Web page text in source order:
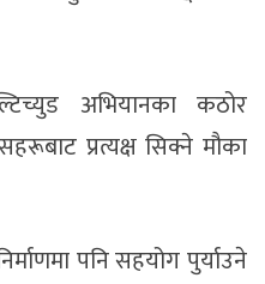
अभियानका कठोर
प्रत्यक्ष सिक्ने मौका
पनि सहयोग पुर्याउने